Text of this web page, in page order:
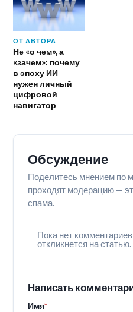
ОТ АВТОРА
Не «о чем», а
«зачем»: почему
в эпоху ИИ
нужен личный
цифровой
навигатор
Обсуждение
Поделитесь мнением по
проходят модерацию —
спама.
Пока нет
откликнется на статью.
Написать
Имя*